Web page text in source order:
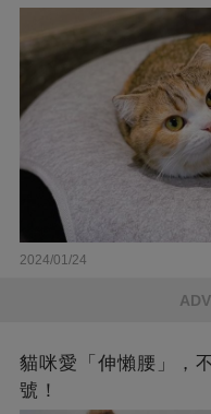
2024/01/24
貓咪愛「伸懶腰」，
號！